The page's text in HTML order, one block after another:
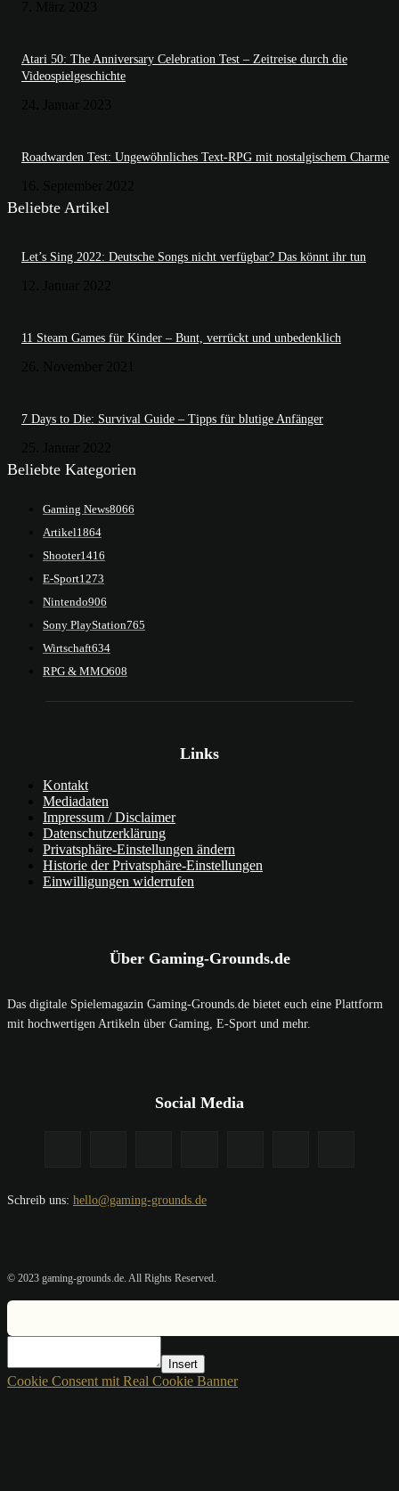
Atari 50: The Anniversary Celebration Test – Zeitreise durch die
Videospielgeschichte
Roadwarden Test: Ungewöhnliches Text-RPG mit nostalgischem Charme
Beliebte Artikel
Let’s Sing 2022: Deutsche Songs nicht verfügbar? Das könnt ihr tun
11 Steam Games für Kinder – Bunt, verrückt und unbedenklich
7 Days to Die: Survival Guide – Tipps für blutige Anfänger
Beliebte Kategorien
Gaming News8066
Artikel1864
Shooter1416
E-Sport1273
Nintendo906
Sony PlayStation765
Wirtschaft634
RPG & MMO608
Links
Kontakt
Mediadaten
Impressum / Disclaimer
Datenschutzerklärung
Privatsphäre-Einstellungen ändern
Historie der Privatsphäre-Einstellungen
Einwilligungen widerrufen
Über Gaming-Grounds.de
Das digitale Spielemagazin Gaming-Grounds.de bietet euch eine Plattform
mit hochwertigen Artikeln über Gaming, E-Sport und mehr.
Social Media
Schreib uns: hello@gaming-grounds.de
© 2023 gaming-grounds.de. All Rights Reserved.
Insert
Cookie Consent mit Real Cookie Banner